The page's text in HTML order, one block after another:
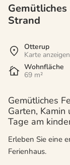
Gemütliches
Strand
Otterup
Karte anzeigen
Wohnfläche
69 m²
Gemütliches
Garten,
Tage am
Erleben Sie eine
Ferienhaus.